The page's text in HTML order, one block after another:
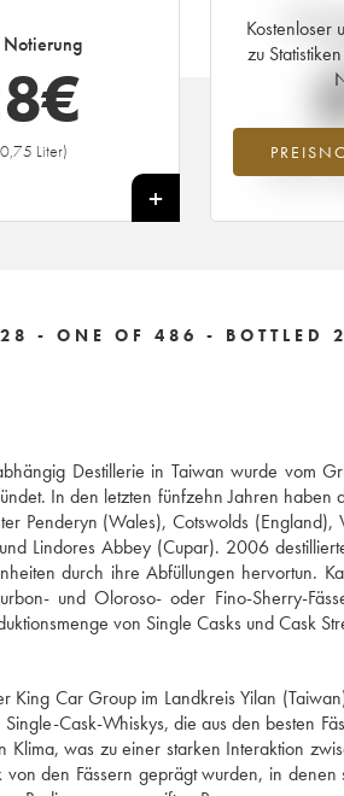
€
Liter)
+
Kostenloser
zu
2026 im
- ONE OF 486 - BOTTLED
Destillerie in Taiwan wurde vom
In den letzten fünfzehn Jahren
Penderyn (Wales), Cotswolds (England),
Lindores Abbey (Cupar). 2006
durch ihre Abfüllungen hervortun.
und Oloroso- oder Fino-Sherry-
von Single Casks und Cask
Car Group im Landkreis Yilan
Cask-Whiskys, die aus den besten
was zu einer starken Interaktion
den Fässern geprägt wurden, in denen